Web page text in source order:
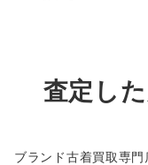
査定し
ブランド古着買取専門